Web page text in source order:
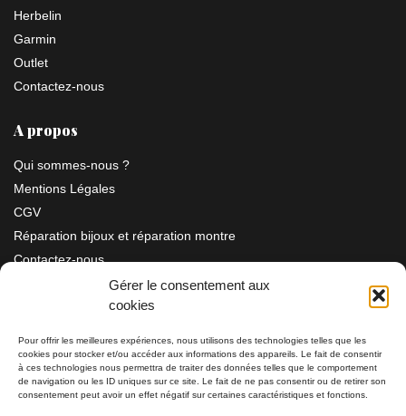
Gérer le consentement aux
cookies
Pour offrir les meilleures expériences, nous utilisons des technologies telles que les
cookies pour stocker et/ou accéder aux informations des appareils. Le fait de consentir
à ces technologies nous permettra de traiter des données telles que le comportement
de navigation ou les ID uniques sur ce site. Le fait de ne pas consentir ou de retirer son
consentement peut avoir un effet négatif sur certaines caractéristiques et fonctions.
Herbelin
Garmin
Outlet
Contactez-nous
A propos
Qui sommes-nous ?
Mentions Légales
CGV
Réparation bijoux et réparation montre
Contactez-nous
Information
Bijouterie SIAUD11 rue Masséna 06000 NICE